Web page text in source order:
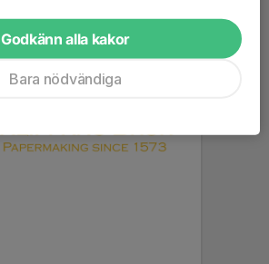
Godkänn alla kakor
Bara nödvändiga